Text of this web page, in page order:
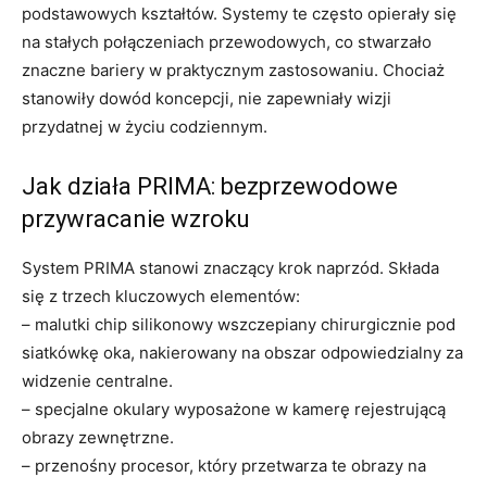
podstawowych kształtów. Systemy te często opierały się
na stałych połączeniach przewodowych, co stwarzało
znaczne bariery w praktycznym zastosowaniu. Chociaż
stanowiły dowód koncepcji, nie zapewniały wizji
przydatnej w życiu codziennym.
Jak działa PRIMA: bezprzewodowe
przywracanie wzroku
System PRIMA stanowi znaczący krok naprzód. Składa
się z trzech kluczowych elementów:
– malutki chip silikonowy wszczepiany chirurgicznie pod
siatkówkę oka, nakierowany na obszar odpowiedzialny za
widzenie centralne.
– specjalne okulary wyposażone w kamerę rejestrującą
obrazy zewnętrzne.
– przenośny procesor, który przetwarza te obrazy na